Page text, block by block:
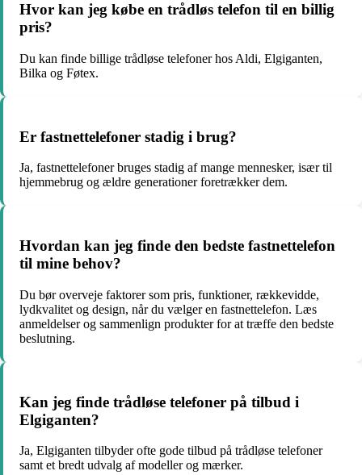
Hvor kan jeg købe en trådløs telefon til en billig
pris?
Du kan finde billige trådløse telefoner hos Aldi, Elgiganten,
Bilka og Føtex.
Er fastnettelefoner stadig i brug?
Ja, fastnettelefoner bruges stadig af mange mennesker, især til
hjemmebrug og ældre generationer foretrækker dem.
Hvordan kan jeg finde den bedste fastnettelefon
til mine behov?
Du bør overveje faktorer som pris, funktioner, rækkevidde,
lydkvalitet og design, når du vælger en fastnettelefon. Læs
anmeldelser og sammenlign produkter for at træffe den bedste
beslutning.
Kan jeg finde trådløse telefoner på tilbud i
Elgiganten?
Ja, Elgiganten tilbyder ofte gode tilbud på trådløse telefoner
samt et bredt udvalg af modeller og mærker.